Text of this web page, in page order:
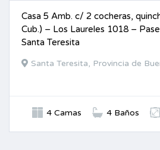
Casa 5 Amb. c/ 2 cocheras,
Cub.) – Los Laureles 1018 –
Santa Teresita
Santa Teresita, Provincia de
4 Camas 4 Baños